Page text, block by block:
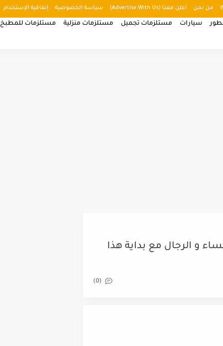
من نحن أعلن معنا (Advertise With Us) سياسة الخصوصية إتفاقية الإستخدام
سيارات مستلزمات تجميل مستلزمات منزلية مستلزمات للمطبخ
و الرجال مع بداية هذا
(0)